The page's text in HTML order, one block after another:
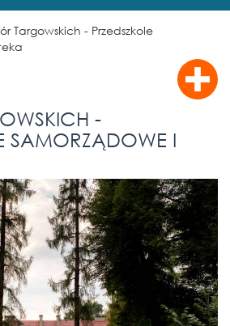
Targowskich - Przedszkole
-
SAMORZĄDOWE I